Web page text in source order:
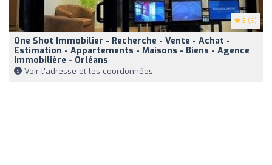
5 (5)
One Shot Immobilier - Recherche - Vente - Achat -
Estimation - Appartements - Maisons - Biens - Agence
Immobilière - Orléans
Voir l'adresse et les coordonnées